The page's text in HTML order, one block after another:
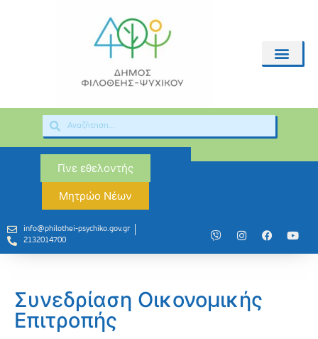
Γίνε εθελοντής
Μητρώο Νέων
info@philothei-psychiko.gov.gr
2132014700
Συνεδρίαση Οικονομικής
Επιτροπής